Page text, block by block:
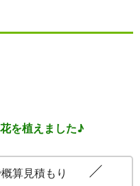
を植えました♪
算見積もり